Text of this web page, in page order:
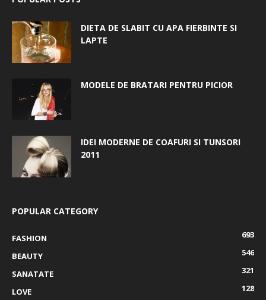
DIETA DE SLABIT CU APA FIERBINTE SI
LAPTE
MODELE DE BRATARI PENTRU PICIOR
IDEI MODERNE DE COAFURI SI TUNSORI
2011
POPULAR CATEGORY
FASHION
693
BEAUTY
546
SANATATE
321
LOVE
128